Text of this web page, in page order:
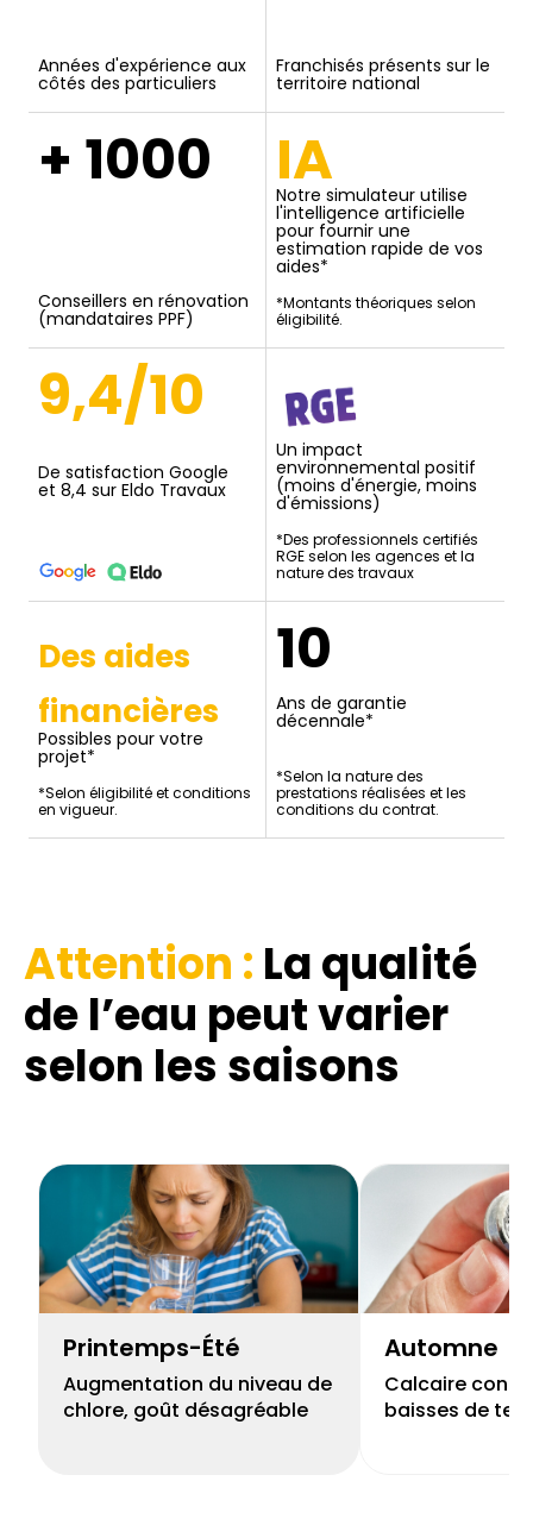
Années d'expérience aux
côtés des particuliers
Franchisés présents sur le
territoire national
+ 1000
Conseillers en rénovation
(mandataires PPF)
IA
Notre simulateur utilise
l'intelligence artificielle
pour fournir une
estimation rapide de vos
aides*
*Montants théoriques selon
éligibilité.
9,4/10
De satisfaction Google
et 8,4 sur Eldo Travaux
Un impact
environnemental positif
(moins d'énergie, moins
d'émissions)
*Des professionnels certifiés
RGE selon les agences et la
nature des travaux
Des aides
financières
Possibles pour votre
projet*
*Selon éligibilité et conditions
en vigueur.
10
Ans de garantie
décennale*
*Selon la nature des
prestations réalisées et les
conditions du contrat.
Attention : La qualité
de l’eau peut varier
selon les saisons
Printemps-Été
Augmentation du niveau de
chlore, goût désagréable
Automne
Calcaire
baisses de